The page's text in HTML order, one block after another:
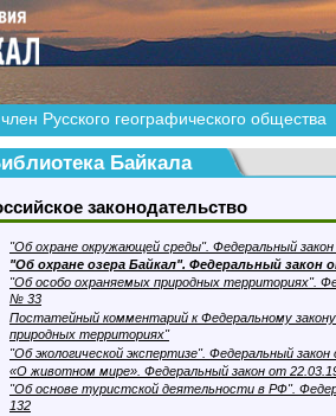
Русского географического общества
Байкала
законодательство
"Об охране окружающей среды". Федеральный
"Об охране озера Байкал". Федеральный закон
"Об особо охраняемых природных территориях".
№ 33
Постатейный комментарий к Федеральному
природных территориях"
"Об экологической экспертизе". Федеральный
«О животном мире». Федеральный закон от
"Об основе туристской деятельности в РФ".
132